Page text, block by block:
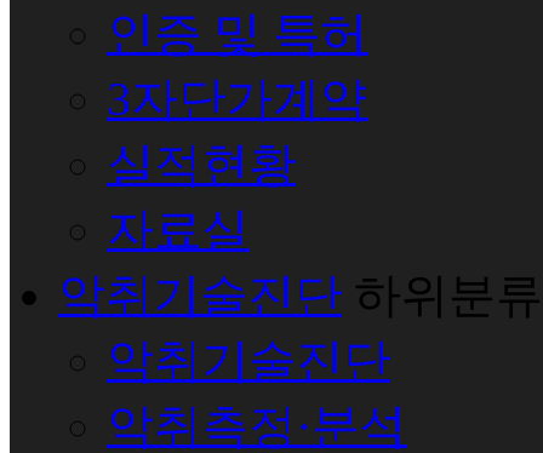
인증 및 특허
3자단가계약
실적현황
자료실
악취기술진단 하위분류
악취기술진단
악취측정·분석